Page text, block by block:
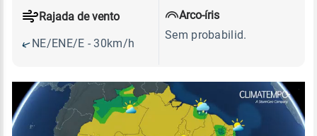
Rajada de vento
NE/ENE/E - 30km/h
Arco-íris
Sem probabilid.